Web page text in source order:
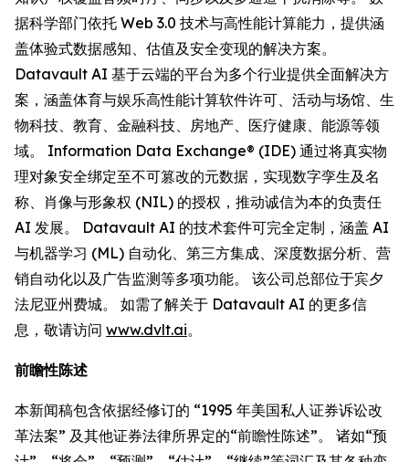
据科学部门依托 Web 3.0 技术与高性能计算能力，提供涵
盖体验式数据感知、估值及安全变现的解决方案。
Datavault AI 基于云端的平台为多个行业提供全面解决方
案，涵盖体育与娱乐高性能计算软件许可、活动与场馆、生
物科技、教育、金融科技、房地产、医疗健康、能源等领
域。 Information Data Exchange® (IDE) 通过将真实物
理对象安全绑定至不可篡改的元数据，实现数字孪生及名
称、肖像与形象权 (NIL) 的授权，推动诚信为本的负责任
AI 发展。 Datavault AI 的技术套件可完全定制，涵盖 AI
与机器学习 (ML) 自动化、第三方集成、深度数据分析、营
销自动化以及广告监测等多项功能。 该公司总部位于宾夕
法尼亚州费城。 如需了解关于 Datavault AI 的更多信
息，敬请访问 www.dvlt.ai。
前瞻性陈述
本新闻稿包含依据经修订的 “1995 年美国私人证券诉讼改
革法案” 及其他证券法律所界定的“前瞻性陈述”。 诸如“预